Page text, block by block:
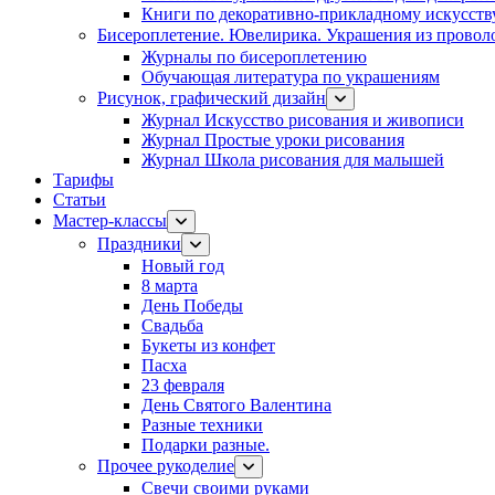
Книги по декоративно-прикладному
Бисероплетение. Ювелирика. Украшения из
Журналы по бисероплетению
Обучающая литература по украшениям
Рисунок, графический дизайн
Журнал Искусство рисования и живописи
Журнал Простые уроки рисования
Журнал Школа рисования для малышей
Тарифы
Статьи
Мастер-классы
Праздники
Новый год
8 марта
День Победы
Свадьба
Букеты из конфет
Пасха
23 февраля
День Святого Валентина
Разные техники
Подарки разные.
Прочее рукоделие
Свечи своими руками